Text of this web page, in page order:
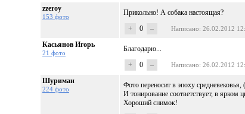
zzeroy
153 фото
Прикольно! А собака настоящая?
+
0 – Написано: 26.02.2012
Касьянов Игорь
21 фото
Благодарю...
+
0 – Написано: 26.02.2012
Шуриман
224 фото
Фото переносит в эпоху
И тонирование соответствует, в ярком
Хороший снимок!